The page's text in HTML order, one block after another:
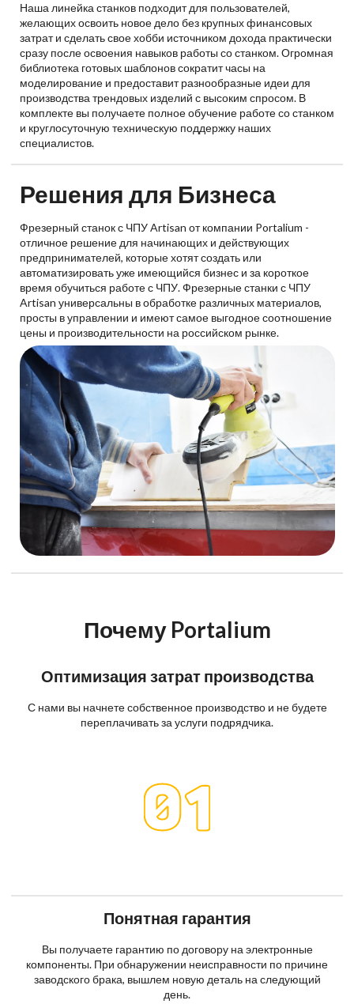
Наша линейка станков подходит для пользователей,
желающих освоить новое дело без крупных финансовых
затрат и сделать свое хобби источником дохода практически
сразу после освоения навыков работы со станком. Огромная
библиотека готовых шаблонов сократит часы на
моделирование и предоставит разнообразные идеи для
производства трендовых изделий с высоким спросом. В
комплекте вы получаете полное обучение работе со станком
и круглосуточную техническую поддержку наших
специалистов.
Решения для Бизнеса
Фрезерный станок с ЧПУ Artisan от компании Portalium -
отличное решение для начинающих и действующих
предпринимателей, которые хотят создать или
автоматизировать уже имеющийся бизнес и за короткое
время обучиться работе с ЧПУ. Фрезерные станки с ЧПУ
Artisan универсальны в обработке различных материалов,
просты в управлении и имеют самое выгодное соотношение
цены и производительности на российском рынке.
Почему Portalium
Оптимизация затрат производства
С нами вы начнете собственное производство и не будете
переплачивать за услуги подрядчика.
Понятная гарантия
Вы получаете гарантию по договору на электронные
компоненты. При обнаружении неисправности по причине
заводского брака, вышлем новую деталь на следующий
день.